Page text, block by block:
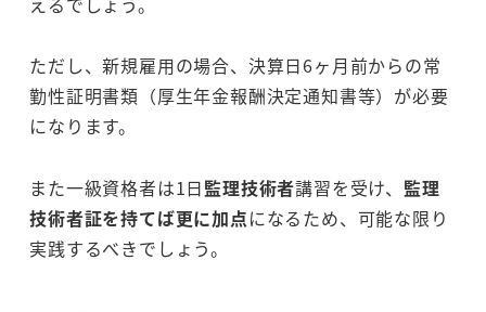
ただし、新規雇用の場合、決算日6ヶ月前からの常
勤性証明書類（厚生年金報酬決定通知書等）が必要
になります。
また一級資格者は1日監理技術者講習を受け、 監理
技術者証を持てば更に加点になるため、可能な限り
実践するべきでしょう。